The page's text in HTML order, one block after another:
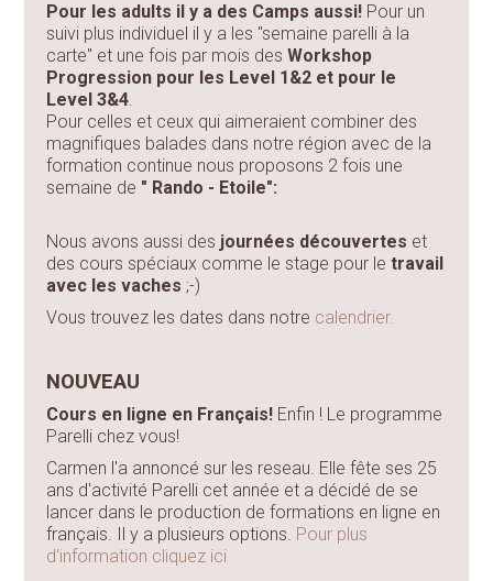
Pour les adults il y a des Camps aussi! Pour un
suivi plus individuel il y a les "semaine parelli à la
carte" et une fois par mois desWorkshop
Progression pour les Level 1&2 et pour le
Level 3&4.
Pour celles et ceux qui aimeraient combiner des
magnifiques balades dans notre région avec de la
formation continue nous proposons 2 fois une
semaine de " Rando - Etoile":
Nous avons aussi des journées découvertes et
des cours spéciaux comme le stage pour letravail
avec les vaches ;-)
Vous trouvez les dates dans notre calendrier.
NOUVEAU
Cours en ligne en Français! Enfin ! Le programme
Parelli chez vous!
Carmen l'a annoncé sur les reseau. Elle fête ses 25
ans d'activité Parelli cet année et a décidé de se
lancer dans le production de formations en ligne en
français. Il y a plusieurs options. Pour plus
d'information cliquez ici